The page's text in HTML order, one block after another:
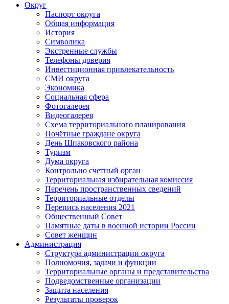
Округ
Паспорт округа
Общая информация
История
Символика
Экстренные службы
Телефоны доверия
Инвестиционная привлекательность
СМИ округа
Экономика
Социальная сфера
Фотогалерея
Видеогалерея
Схема территориального планирования
Почётные граждане округа
День Шпаковского района
Туризм
Дума округа
Контрольно счетный орган
Территориальная избирательная комиссия
Перечень пространственных сведений
Территориальные отделы
Перепись населения 2021
Общественный Совет
Памятные даты в военной истории России
Совет женщин
Администрация
Структура администрации округа
Полномочия, задачи и функции
Территориальные органы и представительства
Подведомственные организации
Защита населения
Результаты проверок